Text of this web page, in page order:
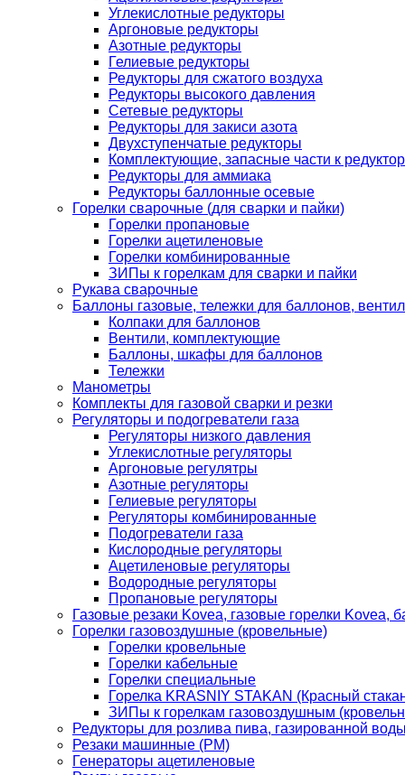
Углекислотные редукторы
Аргоновые редукторы
Азотные редукторы
Гелиевые редукторы
Редукторы для сжатого воздуха
Редукторы высокого давления
Сетевые редукторы
Редукторы для закиси азота
Двухступенчатые редукторы
Комплектующие, запасные части к
Редукторы для аммиака
Редукторы баллонные осевые
Горелки сварочные (для сварки и пайки)
Горелки пропановые
Горелки ацетиленовые
Горелки комбинированные
ЗИПы к горелкам для сварки и пайки
Рукава сварочные
Баллоны газовые, тележки для баллонов,
Колпаки для баллонов
Вентили, комплектующие
Баллоны, шкафы для баллонов
Тележки
Манометры
Комплекты для газовой сварки и резки
Регуляторы и подогреватели газа
Регуляторы низкого давления
Углекислотные регуляторы
Аргоновые регулятры
Азотные регуляторы
Гелиевые регуляторы
Регуляторы комбинированные
Подогреватели газа
Кислородные регуляторы
Ацетиленовые регуляторы
Водородные регуляторы
Пропановые регуляторы
Газовые резаки Kovea, газовые горелки Kovea,
Горелки газовоздушные (кровельные)
Горелки кровельные
Горелки кабельные
Горелки специальные
Горелка KRASNIY STAKAN (Красный
ЗИПы к горелкам газовоздушным
Редукторы для розлива пива, газированной
Резаки машинные (РМ)
Генераторы ацетиленовые